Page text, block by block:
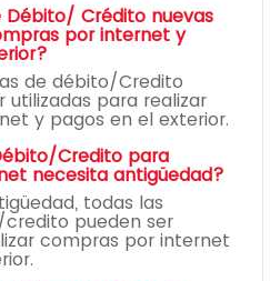
Débito/ Crédito nuevas
por internet y
de débito/Credito
utilizadas para realizar
y pagos en el exterior.
Credito para
necesita antigüedad?
todas las
pueden ser
compras por internet